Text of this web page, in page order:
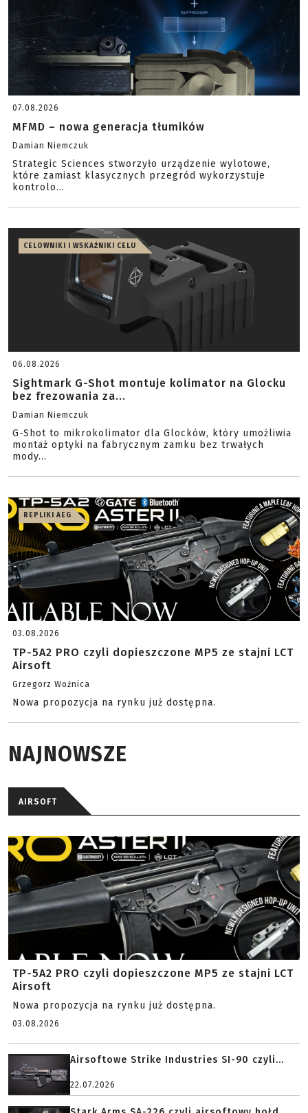
07.08.2026
MFMD – nowa generacja tłumików
Damian Niemczuk
Strategic Sciences stworzyło urządzenie wylotowe,
które zamiast klasycznych przegród wykorzystuje
kontrolo...
CELOWNIKI I WSKAŹNIKI CELU
06.08.2026
Sightmark G-Shot montuje kolimator na Glocku
bez frezowania za...
Damian Niemczuk
G-Shot to mikrokolimator dla Glocków, który umożliwia
montaż optyki na fabrycznym zamku bez trwałych
mody...
REPLIKI AEG
03.08.2026
TP-5A2 PRO czyli dopieszczone MP5 ze stajni LCT
Airsoft
Grzegorz Woźnica
Nowa propozycja na rynku już dostępna.
NAJNOWSZE
AIRSOFT
TP-5A2 PRO czyli dopieszczone MP5 ze stajni LCT
Airsoft
Nowa propozycja na rynku już dostępna.
03.08.2026
Airsoftowe Strike Industries SI-90 czyli...
22.07.2026